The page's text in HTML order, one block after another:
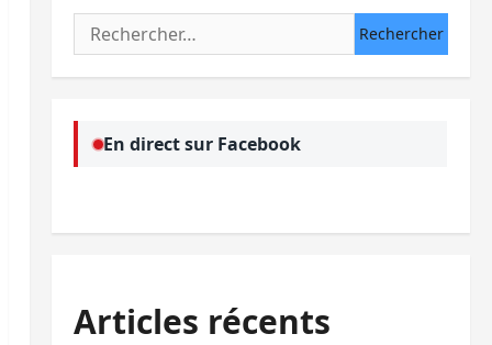
Rechercher :
En direct sur Facebook
Articles récents